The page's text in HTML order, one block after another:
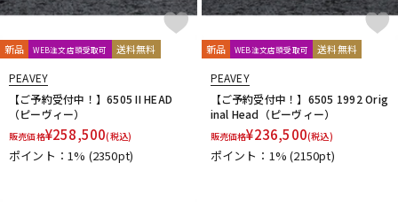
新品 WEB注文店頭受取可 送料無料
PEAVEY
【ご予約受付中！】6505 II HEAD
（ピーヴィー）
販売価格¥258,500(税込)
ポイント：1% (2350pt)
新品 WEB注文店頭受取可 送料無料
PEAVEY
【ご予約受付中！】6505 1992 Orig
inal Head（ピーヴィー）
販売価格¥236,500(税込)
ポイント：1%(2150pt)